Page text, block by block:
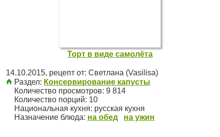
Торт в виде самолёта
14.10.2015, рецепт от: Светлана (Vasilisa)
Раздел: Консервирование капусты
Количество просмотров: 9 814
Количество порций: 10
Национальная кухня: русская кухня
Назначение блюда: на обед на ужин